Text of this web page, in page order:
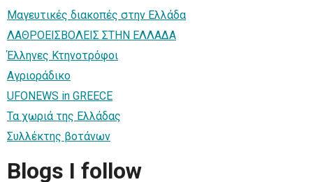
Μαγευτικές διακοπές στην Ελλάδα
ΛΑΘΡΟΕΙΣΒΟΛΕΙΣ ΣΤΗΝ ΕΛΛΑΔΑ
Έλληνες Κτηνοτρόφοι
Αγριοράδικο
UFONEWS in GREECE
Τα χωριά της Ελλάδας
Συλλέκτης βοτάνων
Blogs I follow